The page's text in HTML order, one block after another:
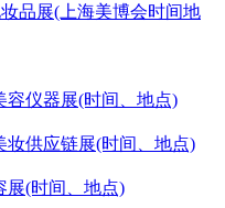
品展(上海美博会时间地
容仪器展(时间、地点)
妆供应链展(时间、地点)
展(时间、地点)